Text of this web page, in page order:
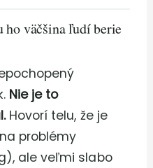
ho väčšina ľudí berie
Nie je to
Hovorí telu, že je
problémy
ale veľmi slabo